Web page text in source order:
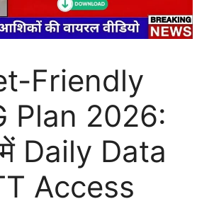
Friendly
Plan 2026:
Daily Data
Access